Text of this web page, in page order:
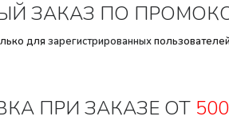
ЗАКАЗ ПО
для зарегистрированных
ПРИ ЗАКАЗЕ ОТ